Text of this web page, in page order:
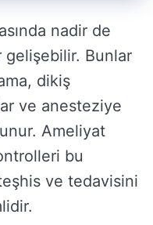
nadir de
gelişebilir. Bunlar
dikiş
ve anesteziye
Ameliyat
bu
ve tedavisini